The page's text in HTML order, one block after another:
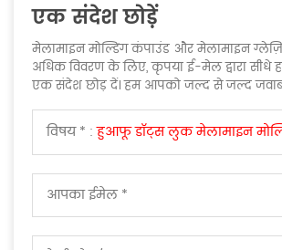
एक संदेश छोड़ें
मेलामाइन मोल्डिंग कंपाउंड और मेलामाइन
अधिक विवरण के लिए, कृपया ई-मेल द्वारा सीधे
एक संदेश छोड़ दें। हम आपको जल्द से जल्द
विषय * :हुआफू डॉट्स लुक मेलामाइन